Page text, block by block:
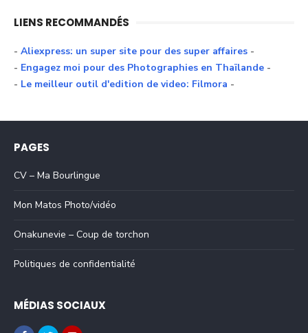
LIENS RECOMMANDÉS
- Aliexpress: un super site pour des super affaires -
- Engagez moi pour des Photographies en Thaïlande -
- Le meilleur outil d'edition de video: Filmora -
PAGES
CV – Ma Bourlingue
Mon Matos Photo/vidéo
Onakunevie – Coup de torchon
Politiques de confidentialité
MÉDIAS SOCIAUX